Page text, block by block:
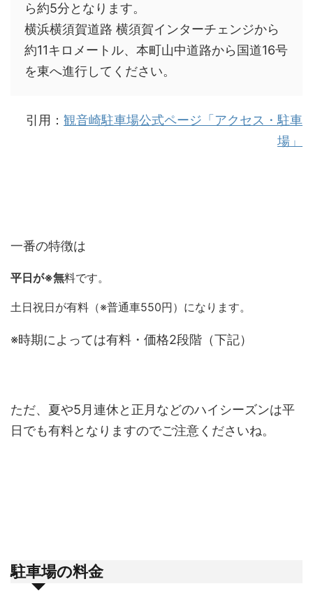
ら約5分となります。
横浜横須賀道路 横須賀インターチェンジから
約11キロメートル、本町山中道路から国道16号
を東へ進行してください。
引用： 観音崎駐車場公式ページ「アクセス・駐車
場」
一番の特徴は
平日が※無料です。
土日祝日が有料（※普通車550円）になります。
※時期によっては有料・価格2段階（下記）
ただ、夏や5月連休と正月などのハイシーズンは平
日でも有料となりますのでご注意くださいね。
駐車場の料金